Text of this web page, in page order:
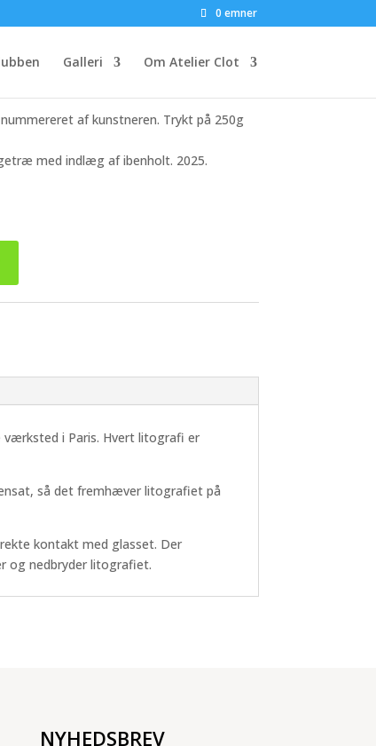
0 emner
Galleri Om Atelier Clot
af kunstneren. Trykt på 250g
med indlæg af ibenholt. 2025.
i Paris. Hvert litografi er
så det fremhæver litografiet på
kontakt med glasset. Der
og nedbryder litografiet.
NYHEDSBREV